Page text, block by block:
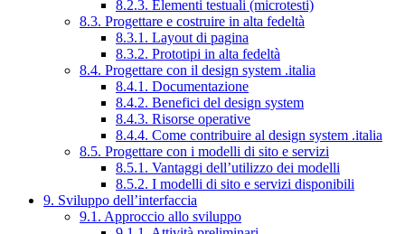
8.2.3. Elementi testuali (microtesti)
8.3. Progettare e costruire in alta fedeltà
8.3.1. Layout di pagina
8.3.2. Prototipi in alta fedeltà
8.4. Progettare con il design system .italia
8.4.1. Documentazione
8.4.2. Benefici del design system
8.4.3. Risorse operative
8.4.4. Come contribuire al design system .italia
8.5. Progettare con i modelli di sito e servizi
8.5.1. Vantaggi dell’utilizzo dei modelli
8.5.2. I modelli di sito e servizi disponibili
9. Sviluppo dell’interfaccia
9.1. Approccio allo sviluppo